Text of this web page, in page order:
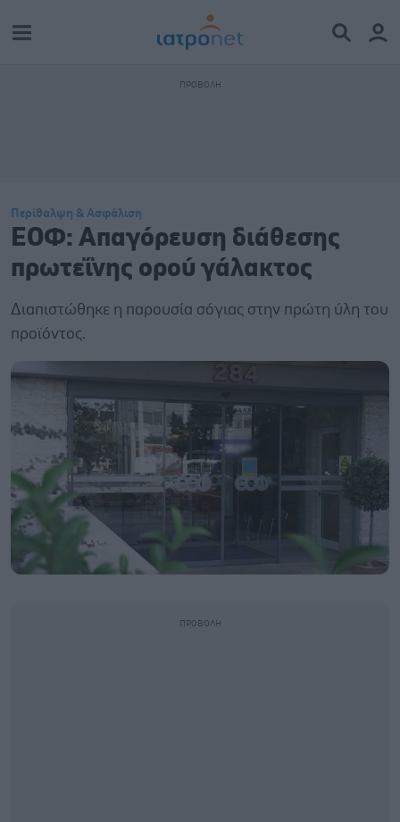
Περίθαλψη & Ασφάλιση
ΕΟΦ: Απαγόρευση διάθεσης
πρωτεΐνης ορού γάλακτος
Διαπιστώθηκε η παρουσία σόγιας στην πρώτη ύλη του
προϊόντος.